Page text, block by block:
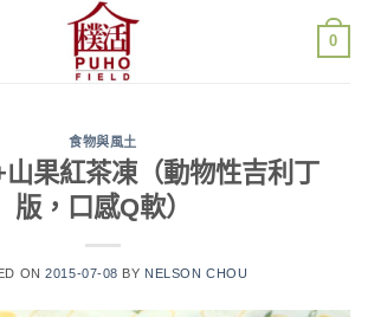
0
食物與風土
果紅茶凍（動物性吉利丁
版，口感Q軟）
ON2015-07-08 BY NELSON CHOU